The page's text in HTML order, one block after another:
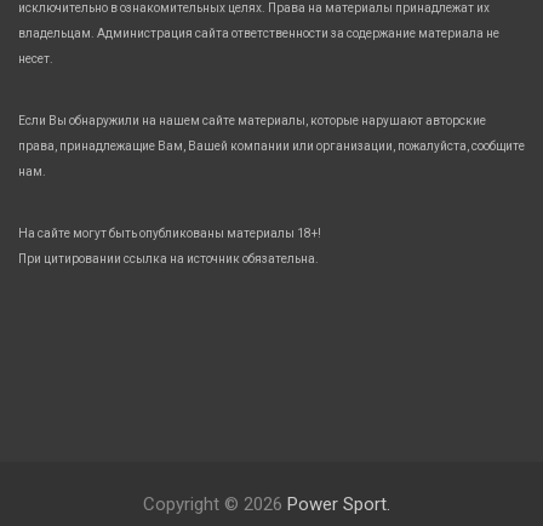
исключительно в ознакомительных целях. Права на материалы принадлежат их
владельцам. Администрация сайта ответственности за содержание материала не
несет.
Если Вы обнаружили на нашем сайте материалы, которые нарушают авторские
права, принадлежащие Вам, Вашей компании или организации, пожалуйста, сообщите
нам.
На сайте могут быть опубликованы материалы 18+!
При цитировании ссылка на источник обязательна.
Copyright © 2026 Power Sport.